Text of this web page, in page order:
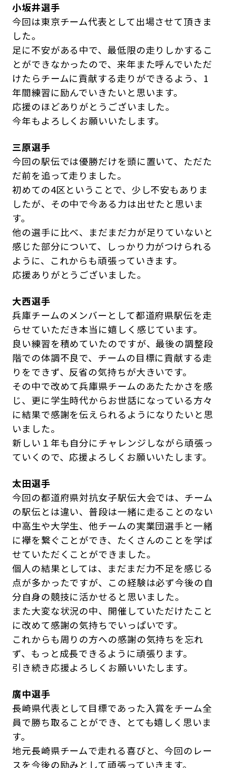
小坂井選手
今回は東京チーム代表として出場させて頂きま
した。
足に不安がある中で、最低限の走りしかするこ
とができなかったので、来年また呼んでいただ
けたらチームに貢献する走りができるよう、1
年間練習に励んでいきたいと思います。
応援のほどありがとうございました。
今年もよろしくお願いいたします。
三原選手
今回の駅伝では優勝だけを頭に置いて、ただた
だ前を追って走りました。
初めての4区ということで、少し不安もありま
したが、その中で今ある力は出せたと思いま
す。
他の選手に比べ、まだまだ力が足りていないと
感じた部分について、しっかり力がつけられる
ように、これからも頑張っていきます。
応援ありがとうございました。
大西選手
兵庫チームのメンバーとして都道府県駅伝を走
らせていただき本当に嬉しく感じています。
良い練習を積めていたのですが、最後の調整段
階での体調不良で、チームの目標に貢献する走
りをできず、反省の気持ちが大きいです。
その中で改めて兵庫県チームのあたたかさを感
じ、更に学生時代からお世話になっている方々
に結果で感謝を伝えられるようになりたいと思
いました。
新しい１年も自分にチャレンジしながら頑張っ
ていくので、応援よろしくお願いいたします。
太田選手
今回の都道府県対抗女子駅伝大会では、チーム
の駅伝とは違い、普段は一緒に走ることのない
中高生や大学生、他チームの実業団選手と一緒
に襷を繋ぐことができ、たくさんのことを学ば
せていただくことができました。
個人の結果としては、まだまだ力不足を感じる
点が多かったですが、この経験は必ず今後の自
分自身の競技に活かせると思いました。
また大変な状況の中、開催していただけたこと
に改めて感謝の気持ちでいっぱいです。
これからも周りの方への感謝の気持ちを忘れ
ず、もっと成長できるように頑張ります。
引き続き応援よろしくお願いいたします。
廣中選手
長崎県代表として目標であった入賞をチーム全
員で勝ち取ることができ、とても嬉しく思いま
す。
地元長崎県チームで走れる喜びと、今回のレー
スを今後の励みとして頑張っていきます。